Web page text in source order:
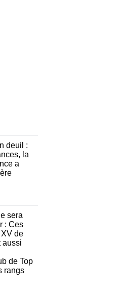
deuil :
la
a
sera
: Ces
de
aussi
de Top
rangs